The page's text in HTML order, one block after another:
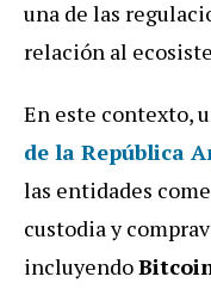
una de las
relación al
En este contexto,
de la República
las entidades
custodia y
incluyendo